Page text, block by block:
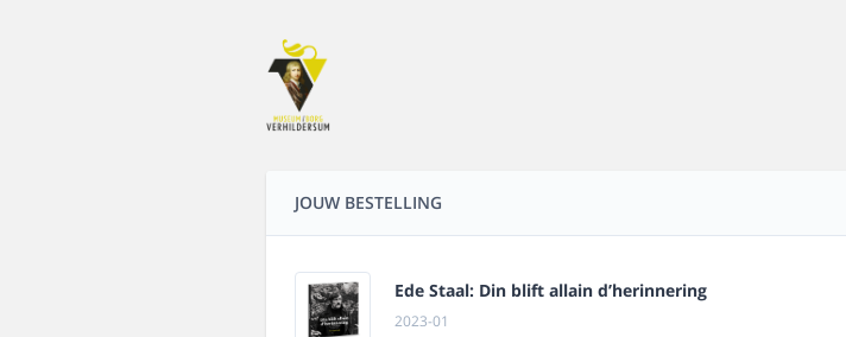
JOUW BESTELLING
Ede Staal: Din blift allain d’herinnering
2023-01